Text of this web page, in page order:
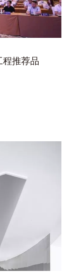
程推荐品